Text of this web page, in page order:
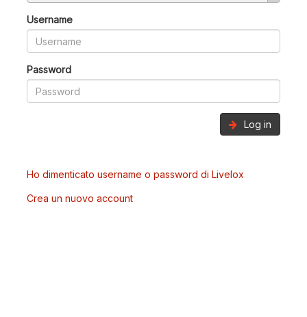
Username
Password
Log in
Ho dimenticato username o password di Livelox
Crea un nuovo account